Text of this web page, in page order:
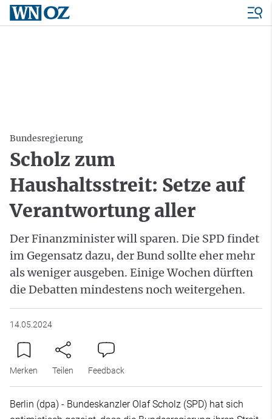
Bundesregierung
Scholz zum
Haushaltsstreit: Setze auf
Verantwortung aller
Der Finanzminister will sparen. Die SPD findet
im Gegensatz dazu, der Bund sollte eher mehr
als weniger ausgeben. Einige Wochen dürften
die Debatten mindestens noch weitergehen.
14.05.2024
Merken Teilen Feedback
Berlin (dpa) - Bundeskanzler Olaf Scholz (SPD) hat sich